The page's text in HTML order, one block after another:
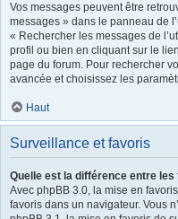
Vos messages peuvent être
messages » dans le panneau de
« Rechercher les messages de
profil ou bien en cliquant sur le
page du forum. Pour rechercher
avancée et choisissez les
Haut
Surveillance et favoris
Quelle est la différence entre
Avec phpBB 3.0, la mise en
favoris dans un navigateur. Vous